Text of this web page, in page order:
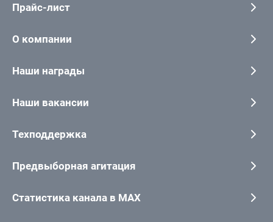
Прайс-лист
О компании
Наши награды
Наши вакансии
Техподдержка
Предвыборная агитация
Статистика канала в MAX